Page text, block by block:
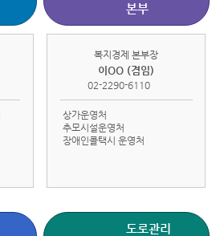
본부
복지경제 본부장
이OO (겸임)
02-2290-6110
상가운영처
추모시설운영처
장애인콜택시 운영처
도로관리